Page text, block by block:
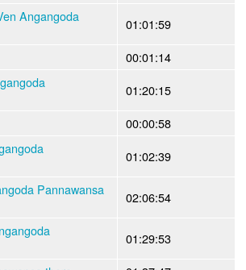
Angangoda
01:01:59
00:01:14
01:20:15
00:00:58
01:02:39
Pannawansa
02:06:54
01:29:53